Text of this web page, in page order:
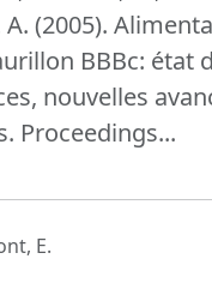
A. (2005).
BBBc: état
nouvelles
Proceedings...
E.